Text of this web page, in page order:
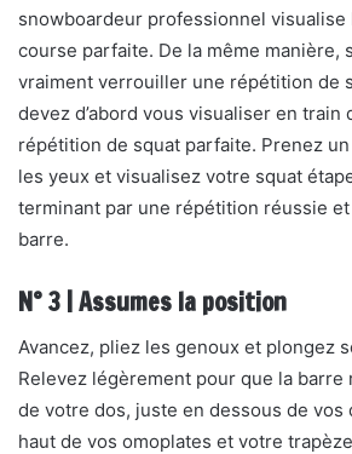
snowboardeur professionnel visualise
course parfaite. De la même manière,
vraiment verrouiller une répétition de
devez d’abord vous visualiser en train
répétition de squat parfaite. Prenez
les yeux et visualisez votre squat
terminant par une répétition réussie
barre.
N° 3 | Assumes la position
Avancez, pliez les genoux et plongez
Relevez légèrement pour que la barre
de votre dos, juste en dessous de
haut de vos omoplates et votre